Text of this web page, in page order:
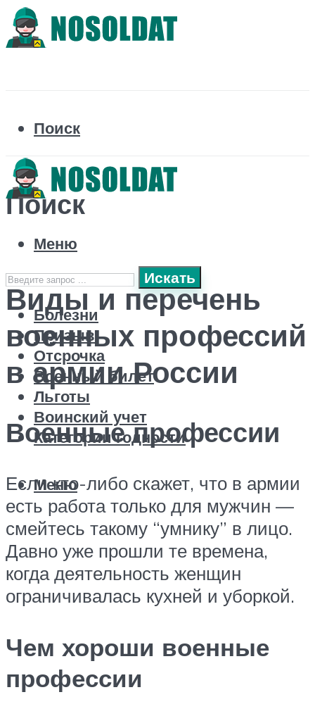
Поиск
Поиск
Искать
Болезни
Призыв
Отсрочка
Военный билет
Льготы
Воинский учет
Категории годности
Меню
Меню
Виды и перечень
военных профессий
в армии России
Военные профессии
Если кто-либо скажет, что в армии
есть работа только для мужчин —
смейтесь такому “умнику” в лицо.
Давно уже прошли те времена,
когда деятельность женщин
ограничивалась кухней и уборкой.
Чем хороши военные
профессии